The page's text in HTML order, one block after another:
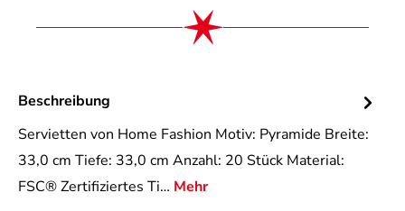
Beschreibung
Servietten von Home Fashion Motiv: Pyramide Breite:
33,0 cm Tiefe: 33,0 cm Anzahl: 20 Stück Material:
FSC® Zertifiziertes Ti… Mehr